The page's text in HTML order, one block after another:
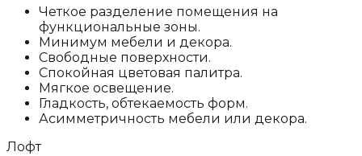
Четкое разделение помещения на
функциональные зоны.
Минимум мебели и декора.
Свободные поверхности.
Спокойная цветовая палитра.
Мягкое освещение.
Гладкость, обтекаемость форм.
Асимметричность мебели или декора.
Лофт